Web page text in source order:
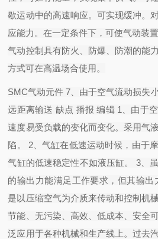
歇运动中的高速响应。可实现缓冲。
应能力。在一定条件下，可使气动
气动控制具有防火、防爆、防潮的能
方式可在高温场合使用。
SMC气动元件 7、由于空气流动损失
远距离输送 缺点 播报 编辑 1、由于
速度易受负载的变化而变化。采用气
陷。 2、气缸在低速运动时候，由于
气缸的低速稳定性不如液压缸。 3、
的输出力能满足工作要求，但其输
是以压缩空气为介质来传动和控制机
节能、无污染、高效、低成本、安全
泛应用于各种机械和生产线上。过去